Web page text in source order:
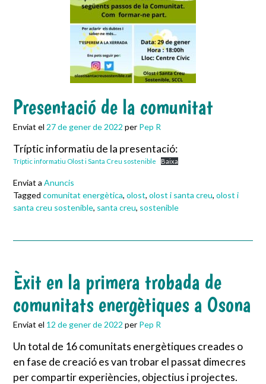
Presentació de la comunitat
Enviat el 27 de gener de 2022 per Pep R
Tríptic informatiu de la presentació:
Tríptic informatiu Olost i Santa Creu sostenible Baixa
Enviat a Anuncis
Tagged comunitat energètica, olost, olost i santa creu, olost i
santa creu sostenible, santa creu, sostenible
Èxit en la primera trobada de
comunitats energètiques a Osona
Enviat el 12 de gener de 2022 per Pep R
Un total de 16 comunitats energètiques creades o
en fase de creació es van trobar el passat dimecres
per compartir experiències, objectius i projectes.